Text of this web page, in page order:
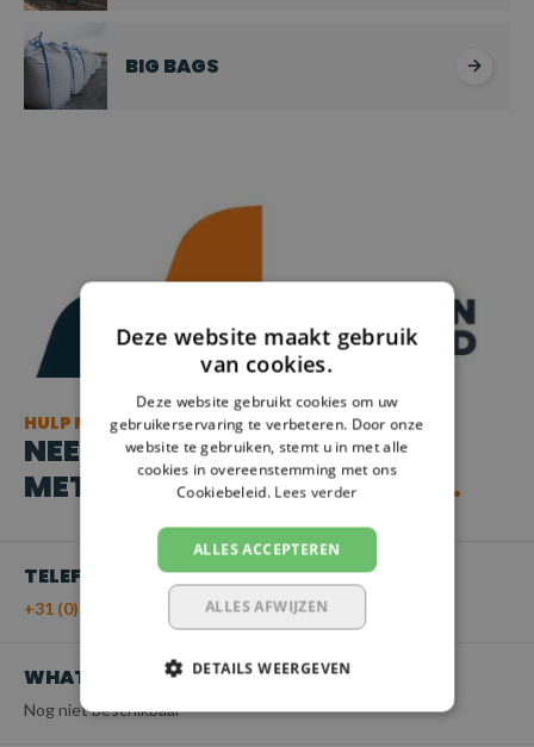
BIG BAGS
HULP NODIG?
NEEM CONTACT OP
MET ONZE KLANTENSERVICE
TELEFOON
+31 (0)55 - 203 21 43
WHATSAPP
Nog niet beschikbaar
Deze website maakt gebruik
van cookies.
Deze website gebruikt cookies om uw
gebruikerservaring te verbeteren. Door onze
website te gebruiken, stemt u in met alle
cookies in overeenstemming met ons
Cookiebeleid. Lees verder
ALLES ACCEPTEREN
ALLES AFWIJZEN
DETAILS WEERGEVEN